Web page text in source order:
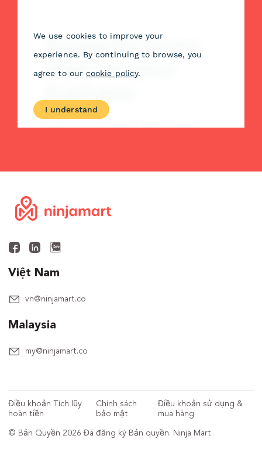
Việt Nam
vn@ninjamart.co
Malaysia
my@ninjamart.co
© Bản Quyền 2026 Đã đăng ký Bản quyền. Ninja Mart
Điều khoản Tích lũy
hoàn tiền
Chính sách
bảo mật
Điều khoản sử dụng &
mua hàng